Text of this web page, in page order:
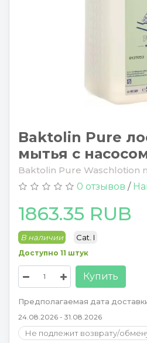
Baktolin Pure
мытья с
Baktolin Pure Waschlotion
0 отзывов /
1863.35 RUB
В наличии Cat. I
Доступно 11 штук
Купить
Предполагаемая дата
24.08.2026 - 31.08.2026
Не подлежит возврату/